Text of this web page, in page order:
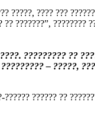
?????, ???? ???
???????”, ????????
????????? ??
– ?????,
?????? ??